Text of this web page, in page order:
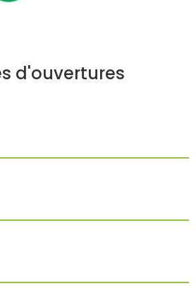
d'ouvertures